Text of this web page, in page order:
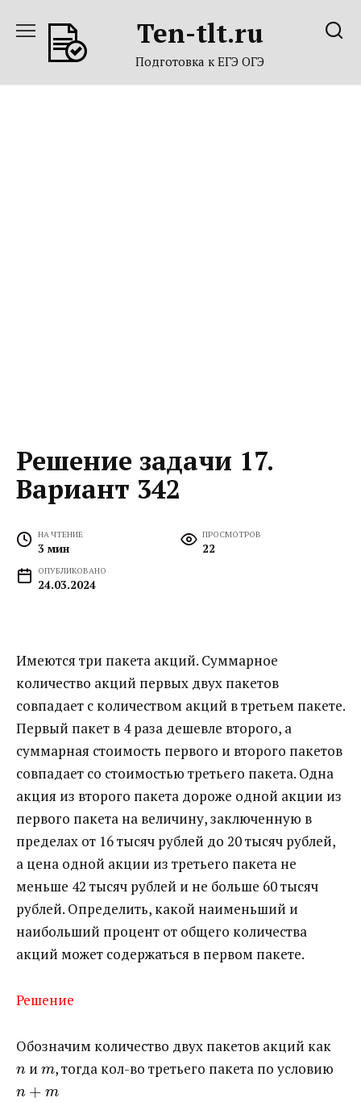
содержанию
Ten-tlt.ru
Подготовка к ЕГЭ ОГЭ
Решение задачи 17.
Вариант 342
НА ЧТЕНИЕ
3 мин
ПРОСМОТРОВ
22
ОПУБЛИКОВАНО
24.03.2024
Имеются три пакета акций. Суммарное
количество акций первых двух пакетов
совпадает с количеством акций в третьем пакете.
Первый пакет в 4 раза дешевле второго, а
суммарная стоимость первого и второго пакетов
совпадает со стоимостью третьего пакета. Одна
акция из второго пакета дороже одной акции из
первого пакета на величину, заключенную в
пределах от 16 тысяч рублей до 20 тысяч рублей,
а цена одной акции из третьего пакета не
меньше 42 тысяч рублей и не больше 60 тысяч
рублей. Определить, какой наименьший и
наибольший процент от общего количества
акций может содержаться в первом пакете.
Решение
Обозначим количество двух пакетов акций как ​
n ​ и ​m​, тогда кол-во третьего пакета по условию ​
n + m